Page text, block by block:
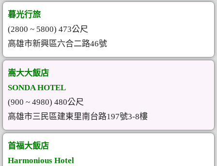
暮光行旅
(2800 ~ 5800) 473公尺
高雄市新興區六合二路46號
嵩大大飯店
SONDA HOTEL
(900 ~ 4980) 480公尺
高雄市三民區建東里南台路197號3-8樓
首福大飯店
Harmonious Hotel